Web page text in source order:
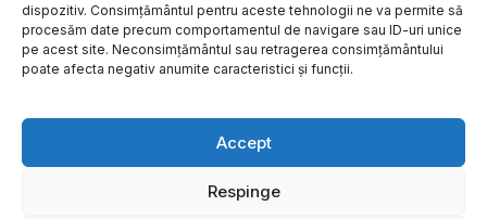
dispozitiv. Consimțământul pentru aceste tehnologii ne va permite să
procesăm date precum comportamentul de navigare sau ID-uri unice
pe acest site. Neconsimțământul sau retragerea consimțământului
poate afecta negativ anumite caracteristici și funcții.
Accept
Respinge
Copyright ©2026